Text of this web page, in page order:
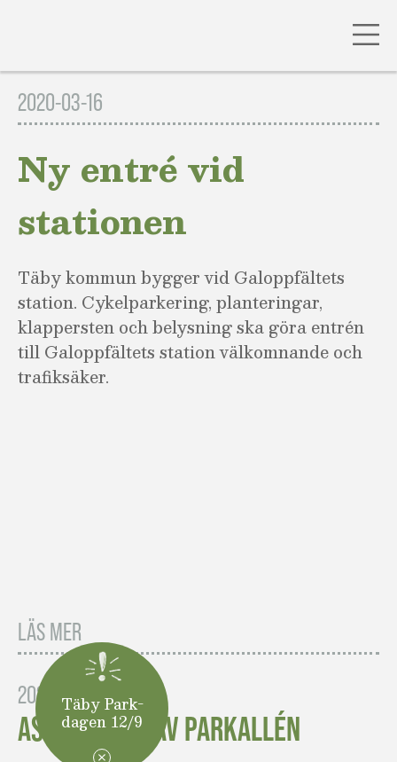
Gå
till
innehåll
2020-03-16
Ny entré vid
stationen
Täby kommun bygger vid Galoppfältets
station. Cykelparkering, planteringar,
klappersten och belysning ska göra entrén
till Galoppfältets station välkomnande och
trafiksäker.
LÄS MER
2020-04-15
ASFALTERING AV PARKALLÉN
Täby Park-
dagen 12/9